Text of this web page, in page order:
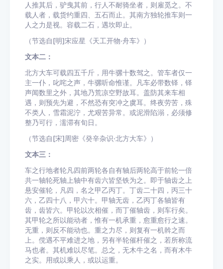
人推其后，驴曳其前，行人不耐骑坐者，则雇觅之。不
载人者，载货约重四、五石而止。其南方独轮推车则一
人之力是视。容载二石，遇坎即止。
（节选自[明]宋应星《天工开物·舟车》）
文本二：
北方大车可载四五千斤，用牛骡十数驾之。管车者仅一
主一仆，叱咤之声，牛骡听命惟谨。凡车必带数铎，铎
声闻数里之外，其地乃荒凉空野故耳。盖防其来车相
遇，则预先为避，不然恐有突冲之虞耳。终夜劳苦，殊
不类人，雪霜泥泞，尤艰苦异常。或泥滑陷溺，必须修
整乃可行，濡滞有旬日。
（节选自[宋]周密《癸辛杂识·北方大车》）
文本三：
车之行地者轮凡四前两轮各自有轴后两轮高于前轮一倍
共一轴轮死轴上轴中有齿六皆坚铁为之。即于轴齿之上
悬安催轮，凡四，名之甲乙丙丁。丁齿二十四，丙三十
六，乙四十八，甲六十。甲轴无齿，乙丙丁各轴皆有
齿，齿皆六。甲轮以次相催，而丁催轴齿，则车行矣。
其甲轮之所以能动者，惟有一机承重，愈重愈行之速。
无重，则反不能动也。重之力尽，则复有一机斡之而
上。傥遇不平难进之地，另有半轮催杆催之，若所称流
马也者。其机难以尽笔。总之，无木牛之名，而有木牛
之实。用或以乘人，或以运重。